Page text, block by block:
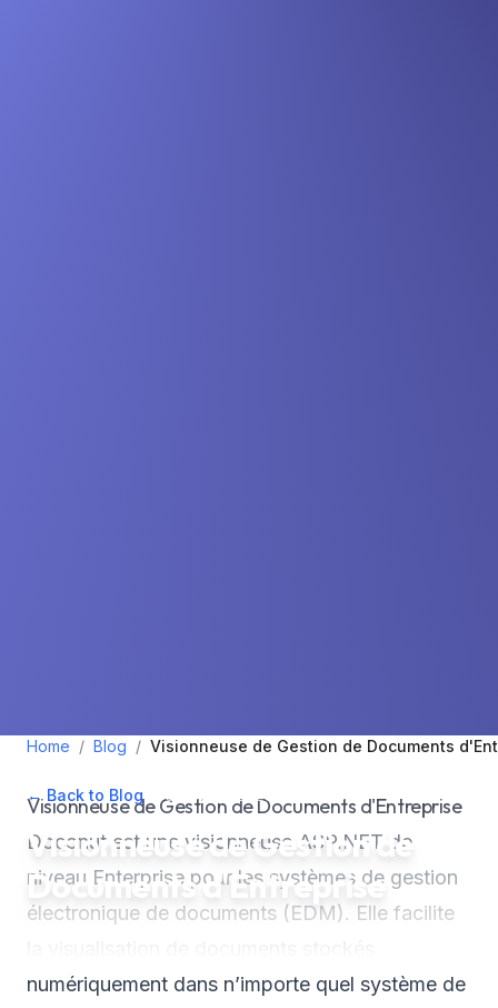
Home / Blog / Visionneuse de Gestion de Documents
← Back to Blog• October 1, 2023 min read
Visionneuse de Gestion de
Documents d'Entreprise
Visionneuse de Gestion de Documents d'Entreprise
Doconut est une visionneuse ASP.NET de
niveau Enterprise pour les systèmes de gestion
électronique de documents (EDM). Elle facilite
numériquement dans n’importe quel système de